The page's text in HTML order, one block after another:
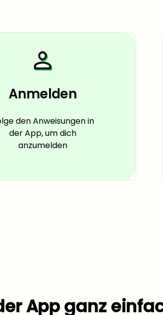
Anmelden
den Anweisungen in
der App, um dich
anzumelden
App ganz